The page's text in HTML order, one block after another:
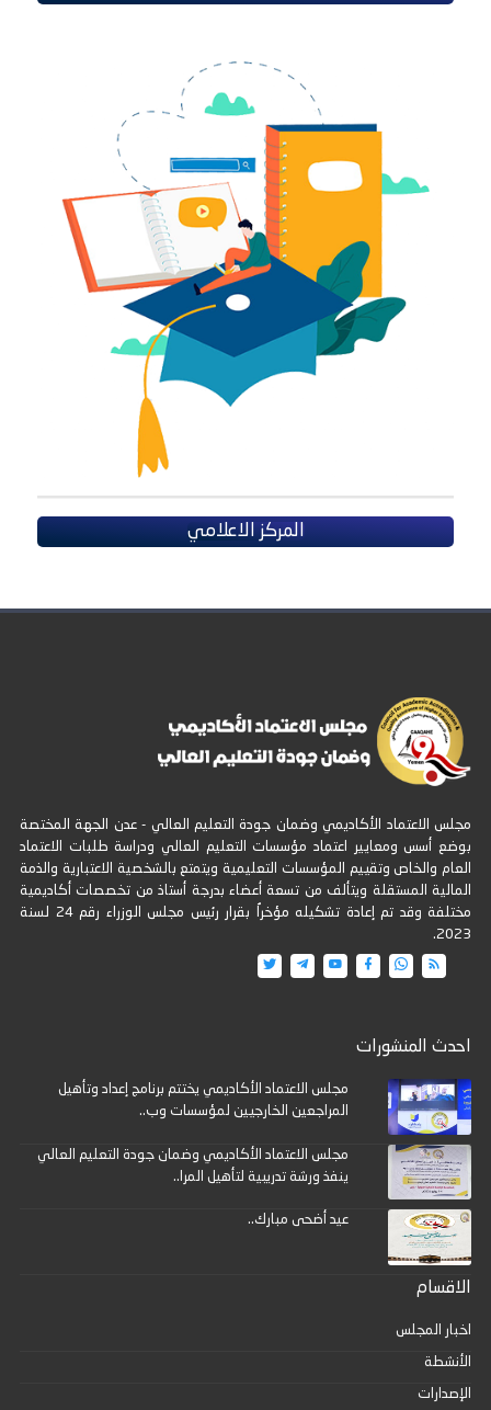
المركز الاعلامي
مجلس الاعتماد الأكاديمي وضمان جودة التعليم العالي - عدن الجهة المختصة
بوضع أسس ومعايير اعتماد مؤسسات التعليم العالي ودراسة طلبات الاعتماد
العام والخاص وتقييم المؤسسات التعليمية ويتمتع بالشخصية الاعتبارية والذمة
المالية المستقلة ويتألف من تسعة أعضاء بدرجة أستاذ من تخصصات أكاديمية
مختلفة وقد تم إعادة تشكيله مؤخراُ بقرار رئيس مجلس الوزراء رقم 24 لسنة
2023.
احدث المنشورات
مجلس الاعتماد الأكاديمي يختتم برنامج إعداد وتأهيل
المراجعين الخارجيين لمؤسسات وب..
مجلس الاعتماد الأكاديمي وضمان جودة التعليم العالي
ينفذ ورشة تدريبية لتأهيل المرا..
عيد أضحى مبارك..
الاقسام
اخبار المجلس
الأنشطة
الإصدارات